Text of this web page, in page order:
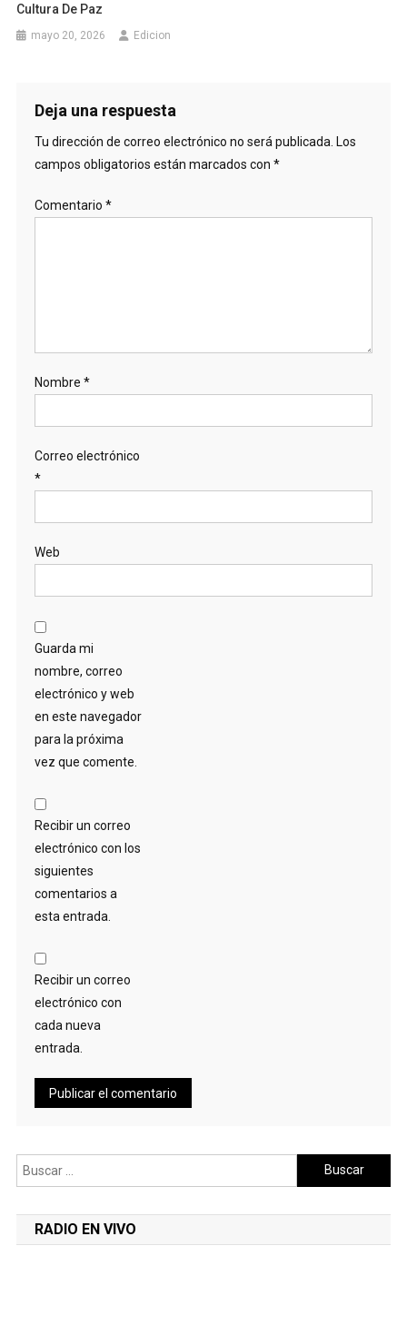
Cultura De Paz
mayo 20, 2026 Edicion
Deja una respuesta
Tu dirección de correo electrónico no será publicada. Los
campos obligatorios están marcados con *
Comentario *
Nombre *
Correo electrónico
*
Web
Guarda mi
nombre, correo
electrónico y web
en este navegador
para la próxima
vez que comente.
Recibir un correo
electrónico con los
siguientes
comentarios a
esta entrada.
Recibir un correo
electrónico con
cada nueva
entrada.
Buscar:
RADIO EN VIVO